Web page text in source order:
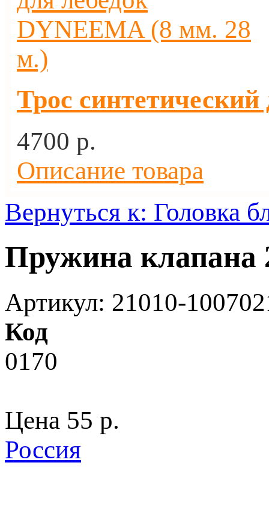
Трос
4700 p.
Описание товара
Вернуться к: Головка
Пружина клапана
Артикул: 21010-
Код
0170
Цена 55 p.
Россия